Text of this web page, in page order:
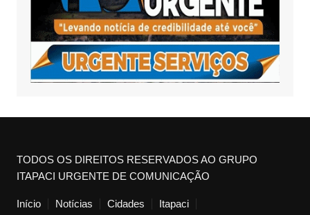
TODOS OS DIREITOS RESERVADOS AO GRUPO
ITAPACI URGENTE DE COMUNICAÇÃO
Início Notícias Cidades Itapaci